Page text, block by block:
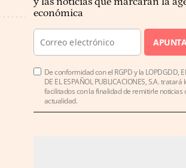
económica
De conformidad con el RGPD y la LOPDGDD,
DE EL ESPAÑOL PUBLICACIONES, S.A. tratará
facilitados con la finalidad de remitirle noticias
actualidad.